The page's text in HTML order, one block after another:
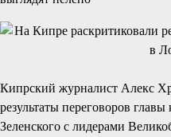
Кипрский журналист Алекс
результаты переговоров
Зеленского с лидерами